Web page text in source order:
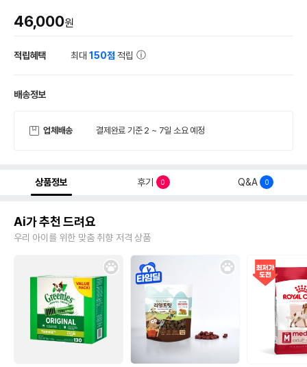
46,000원
적립혜택 최대150점 적립
배송정보
업체배송 결제완료 기준 2 ~ 7일 소요 예정
상품정보 후기 0 Q&A 0
Ai가 추천 드려요
우리 아이를 위한 맞춤 취향 저격 상품